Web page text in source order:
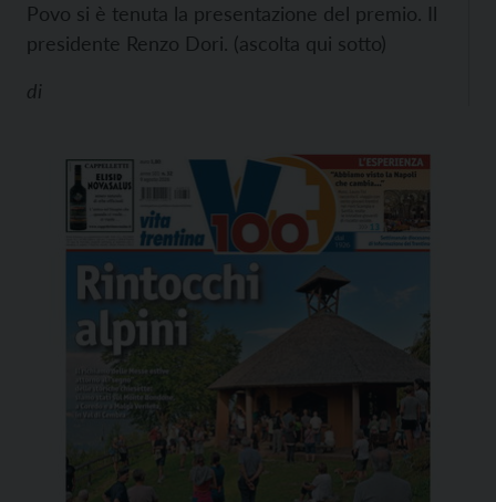
Povo si è tenuta la presentazione del premio. Il
presidente Renzo Dori. (ascolta qui sotto)
di